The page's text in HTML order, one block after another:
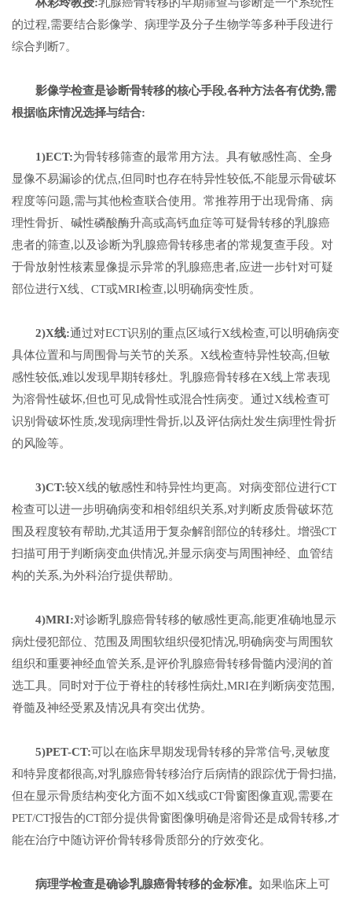
的过程,需要结合影像学、病理学及分子生物学等多种手段进行
综合判断7。
影像学检查是诊断骨转移的核心手段,各种方法各有优势,需
根据临床情况选择与结合:
1)ECT:为骨转移筛查的最常用方法。具有敏感性高、全身
显像不易漏诊的优点,但同时也存在特异性较低,不能显示骨破坏
程度等问题,需与其他检查联合使用。常推荐用于出现骨痛、病
理性骨折、碱性磷酸酶升高或高钙血症等可疑骨转移的乳腺癌
患者的筛查,以及诊断为乳腺癌骨转移患者的常规复查手段。对
于骨放射性核素显像提示异常的乳腺癌患者,应进一步针对可疑
部位进行X线、CT或MRI检查,以明确病变性质。
2)X线:通过对ECT识别的重点区域行X线检查,可以明确病变
具体位置和与周围骨与关节的关系。X线检查特异性较高,但敏
感性较低,难以发现早期转移灶。乳腺癌骨转移在X线上常表现
为溶骨性破坏,但也可见成骨性或混合性病变。通过X线检查可
识别骨破坏性质,发现病理性骨折,以及评估病灶发生病理性骨折
的风险等。
3)CT:较X线的敏感性和特异性均更高。对病变部位进行CT
检查可以进一步明确病变和相邻组织关系,对判断皮质骨破坏范
围及程度较有帮助,尤其适用于复杂解剖部位的转移灶。增强CT
扫描可用于判断病变血供情况,并显示病变与周围神经、血管结
构的关系,为外科治疗提供帮助。
4)MRI:对诊断乳腺癌骨转移的敏感性更高,能更准确地显示
病灶侵犯部位、范围及周围软组织侵犯情况,明确病变与周围软
组织和重要神经血管关系,是评价乳腺癌骨转移骨髓内浸润的首
选工具。同时对于位于脊柱的转移性病灶,MRI在判断病变范围,
脊髓及神经受累及情况具有突出优势。
5)PET-CT:可以在临床早期发现骨转移的异常信号,灵敏度
和特异度都很高,对乳腺癌骨转移治疗后病情的跟踪优于骨扫描,
但在显示骨质结构变化方面不如X线或CT骨窗图像直观,需要在
PET/CT报告的CT部分提供骨窗图像明确是溶骨还是成骨转移,才
能在治疗中随访评价骨转移骨质部分的疗效变化。
病理学检查是确诊乳腺癌骨转移的金标准。 如果临床上可